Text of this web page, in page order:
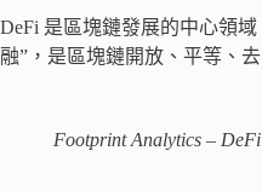
DeFi 是區塊鏈發展的中心領
融”，是區塊鏈開放、平等、
Footprint Analytics –